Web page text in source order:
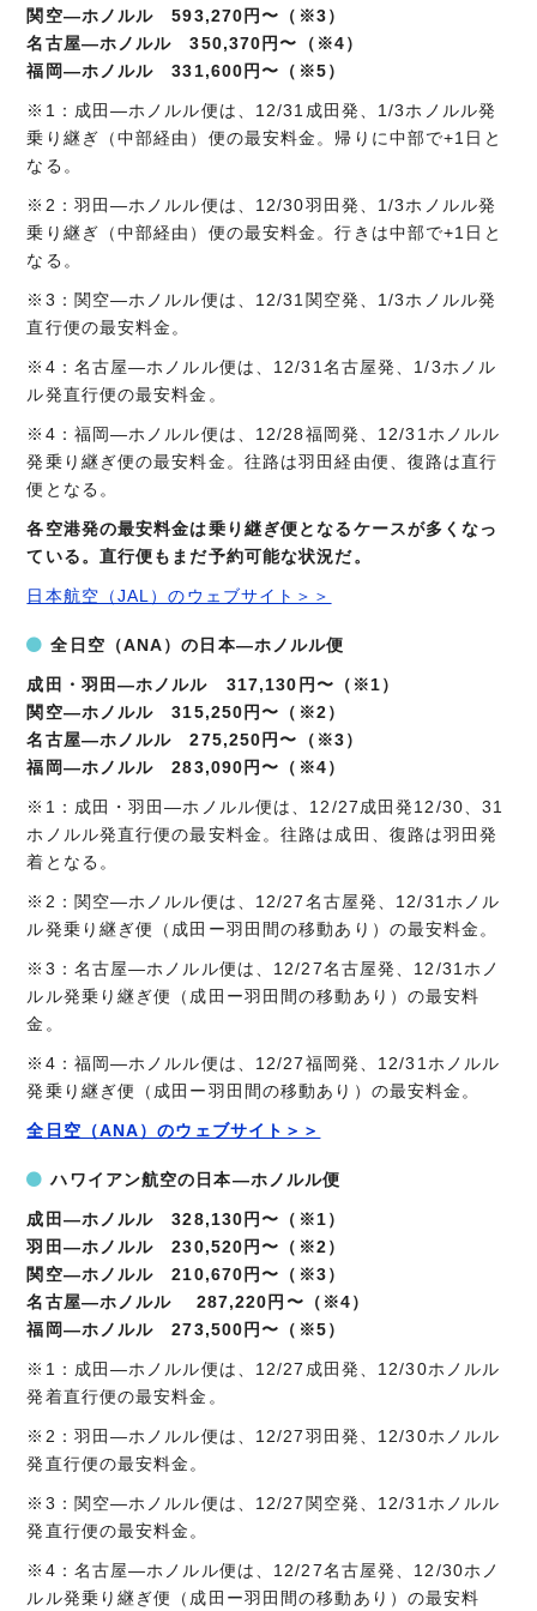
関空―ホノルル 593,270円〜（※3）
名古屋―ホノルル 350,370円〜（※4）
福岡―ホノルル 331,600円〜（※5）
※1：成田―ホノルル便は、12/31成田発、1/3ホノルル発
乗り継ぎ（中部経由）便の最安料金。帰りに中部で+1日と
なる。
※2：羽田―ホノルル便は、12/30羽田発、1/3ホノルル発
乗り継ぎ（中部経由）便の最安料金。行きは中部で+1日と
なる。
※3：関空―ホノルル便は、12/31関空発、1/3ホノルル発
直行便の最安料金。
※4：名古屋―ホノルル便は、12/31名古屋発、1/3ホノル
ル発直行便の最安料金。
※4：福岡―ホノルル便は、12/28福岡発、12/31ホノルル
発乗り継ぎ便の最安料金。往路は羽田経由便、復路は直行
便となる。
各空港発の最安料金は乗り継ぎ便となるケースが多くなっ
ている。直行便もまだ予約可能な状況だ。
日本航空（JAL）のウェブサイト＞＞
全日空（ANA）の日本―ホノルル便
成田・羽田―ホノルル 317,130円〜（※1）
関空―ホノルル 315,250円〜（※2）
名古屋―ホノルル 275,250円〜（※3）
福岡―ホノルル 283,090円〜（※4）
※1：成田・羽田―ホノルル便は、12/27成田発12/30、31
ホノルル発直行便の最安料金。往路は成田、復路は羽田発
着となる。
※2：関空―ホノルル便は、12/27名古屋発、12/31ホノル
ル発乗り継ぎ便（成田ー羽田間の移動あり）の最安料金。
※3：名古屋―ホノルル便は、12/27名古屋発、12/31ホノ
ルル発乗り継ぎ便（成田ー羽田間の移動あり）の最安料
金。
※4：福岡―ホノルル便は、12/27福岡発、12/31ホノルル
発乗り継ぎ便（成田ー羽田間の移動あり）の最安料金。
全日空（ANA）のウェブサイト＞＞
ハワイアン航空の日本―ホノルル便
成田―ホノルル 328,130円〜（※1）
羽田―ホノルル 230,520円〜（※2）
関空―ホノルル 210,670円〜（※3）
名古屋―ホノルル 287,220円〜（※4）
福岡―ホノルル 273,500円〜（※5）
※1：成田―ホノルル便は、12/27成田発、12/30ホノルル
発着直行便の最安料金。
※2：羽田―ホノルル便は、12/27羽田発、12/30ホノルル
発直行便の最安料金。
※3：関空―ホノルル便は、12/27関空発、12/31ホノルル
発直行便の最安料金。
※4：名古屋―ホノルル便は、12/27名古屋発、12/30ホノ
ルル発乗り継ぎ便（成田ー羽田間の移動あり）の最安料